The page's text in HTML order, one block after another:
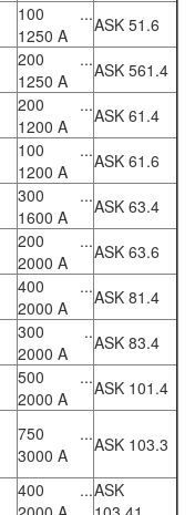
100 ...
1250 A
ASK 51.6
200 ...
1250 A
ASK 561.4
200 ...
1200 A
ASK 61.4
100 ...
1200 A
ASK 61.6
300 ...
1600 A
ASK 63.4
200 ...
2000 A
ASK 63.6
400 ...
2000 A
ASK 81.4
300 ..
2000 A
ASK 83.4
500 ...
2000 A
ASK 101.4
750 ...
3000 A
ASK 103.3
400 ...ASK